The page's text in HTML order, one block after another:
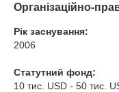
Організаційно-
Рік заснування:
2006
Статутний фонд:
10 тис. USD - 50 тис.